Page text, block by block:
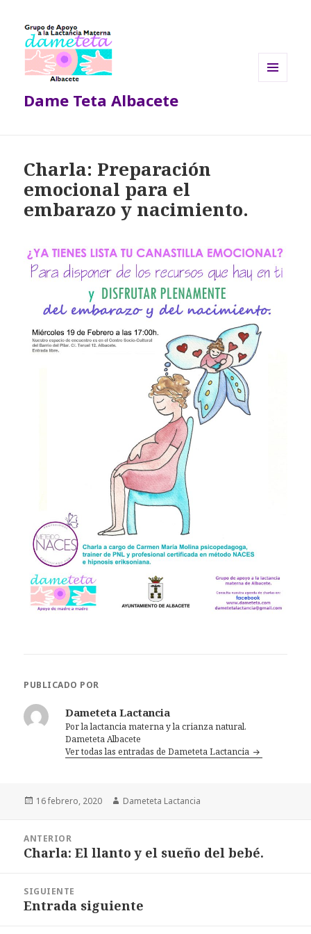
Dame Teta Albacete
Charla: Preparación
emocional para el
embarazo y nacimiento.
PUBLICADO POR
Dameteta Lactancia
Por la lactancia materna y la crianza natural.
Dameteta Albacete
Ver todas las entradas de Dameteta Lactancia
Publicado
16 febrero, 2020 Autor
Dameteta Lactancia
entradas
ANTERIOR
Entrada
Charla: El llanto y el sueño del bebé.
SIGUIENTE
Entrada
Entrada siguiente